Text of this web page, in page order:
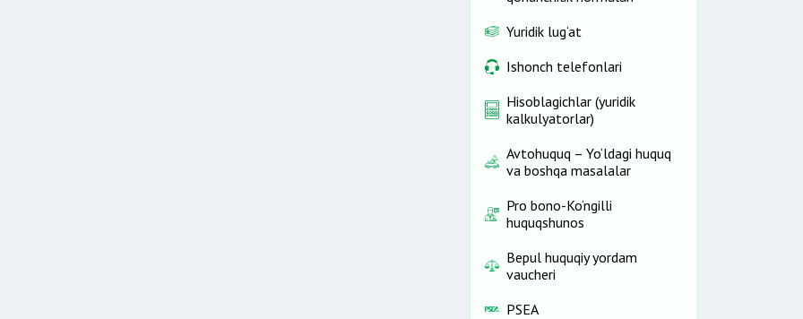
Yuridik lug‘at
Ishonch telefonlari
Hisoblagichlar (yuridik
kalkulyatorlar)
Avtohuquq – Yo‘ldagi huquq
va boshqa masalalar
Pro bono-Ko‘ngilli
huquqshunos
Bepul huquqiy yordam
vaucheri
PSEA